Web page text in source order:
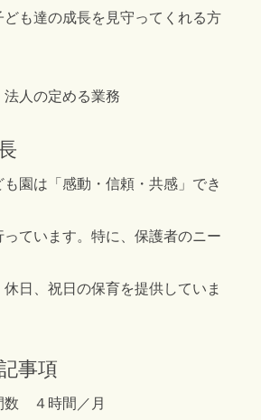
ども達の成長を見守ってくれる方
人の定める業務
園は「感動・信頼・共感」でき
っています。特に、保護者のニー
日、祝日の保育を提供していま
事項
数 ４時間／月